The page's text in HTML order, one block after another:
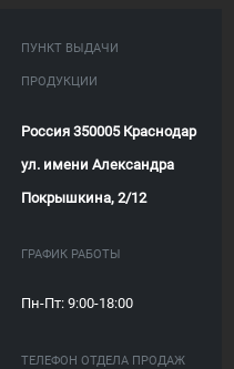
ПУНКТ ВЫДАЧИ
ПРОДУКЦИИ
Россия 350005 Краснодар
ул. имени Александра
Покрышкина, 2/12
ГРАФИК РАБОТЫ
Пн-Пт: 9:00-18:00
ТЕЛЕФОН ОТДЕЛА ПРОДАЖ